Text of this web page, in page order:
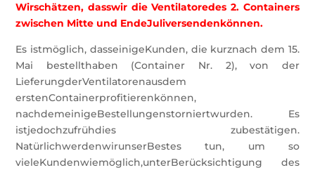
Wirschätzen, dasswir die Ventilatoredes 2. Containers
zwischen Mitte und EndeJuliversendenkönnen.
Es istmöglich, dasseinigeKunden, die kurznach dem 15.
Mai bestellthaben (Container Nr. 2), von der
LieferungderVentilatorenausdem
erstenContainerprofitierenkönnen,
nachdemeinigeBestellungenstorniertwurden. Es
istjedochzufrühdies zubestätigen.
NatürlichwerdenwirunserBestes tun, um so
vieleKundenwiemöglich,unterBerücksichtigung des